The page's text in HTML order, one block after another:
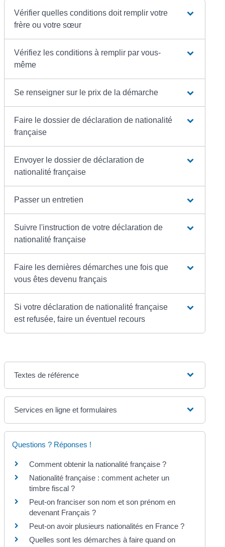
Vérifier quelles conditions doit remplir votre
frère ou votre sœur
Vérifiez les conditions à remplir par vous-
même
Se renseigner sur le prix de la démarche
Faire le dossier de déclaration de nationalité
française
Envoyer le dossier de déclaration de
nationalité française
Passer un entretien
Suivre l'instruction de votre déclaration de
nationalité française
Faire les dernières démarches une fois que
vous êtes devenu français
Si votre déclaration de nationalité française
est refusée, faire un éventuel recours
Textes de référence
Services en ligne et formulaires
Questions ? Réponses !
Comment obtenir la nationalité française ?
Nationalité française : comment acheter un
timbre fiscal ?
Peut-on franciser son nom et son prénom en
devenant Français ?
Peut-on avoir plusieurs nationalités en France ?
Quelles sont les démarches à faire quand on